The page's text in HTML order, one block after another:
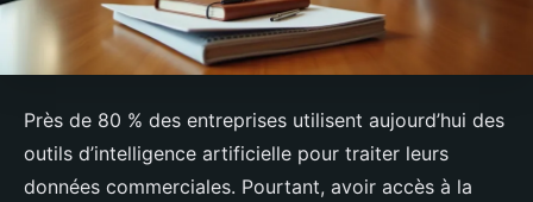
Près de 80 % des entreprises utilisent aujourd’hui des
outils d’intelligence artificielle pour traiter leurs
données commerciales. Pourtant, avoir accès à la